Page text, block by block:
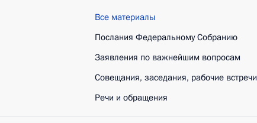
Все материалы
Послания Федеральному Собранию
Заявления по важнейшим вопросам
Совещания, заседания, рабочие встречи
Речи и обращения